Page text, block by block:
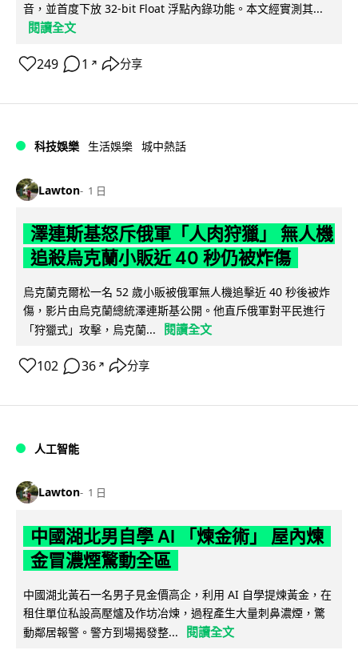
音，並首度下放 32-bit Float 浮點內錄功能。本文經實測其...
閱讀全文
249 1 ↗ 分享
科技娛樂 生活娛樂 城中熱話
Lawton 1 日
澤連斯基怒斥俄軍「人肉狩獵」 無人機
追殺烏克蘭小販近 40 秒仍被炸傷
烏克蘭克爾松一名 52 歲小販被俄軍無人機追擊近 40 秒後被炸
傷，影片由烏克蘭總統澤連斯基公開。他直斥俄軍對平民進行
「狩獵式」攻擊，烏克蘭...
閱讀全文
102 36 ↗ 分享
人工智能
Lawton 1 日
中國湖北男自學 AI 「煉金術」 屋內煉
金冒濃煙驚動全區
中國湖北黃石一名男子見金價高企，利用 AI 自學提煉黃金，在
租住單位私設高壓爐及作坊冶煉，過程產生大量刺鼻濃煙，驚
動鄰居報警。警方到場揭發整...
閱讀全文